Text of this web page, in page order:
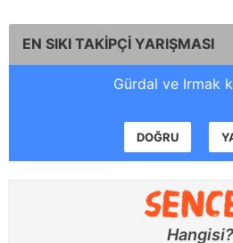
EN SIKI TAKİPÇİ YARIŞMASI
Gürdal ve Irmak
DOĞRU
Hangisi?